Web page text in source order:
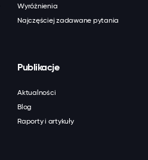
Wyróżnienia
Najczęściej zadawane pytania
Publikacje
Aktualności
Blog
Raporty i artykuły